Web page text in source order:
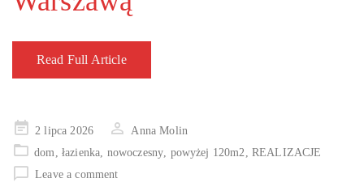
Read Full Article
Posted
on
2 lipca 2026
Anna Molin
dom, łazienka, nowoczesny, powyżej 120m2, REALIZACJE
Leave a comment